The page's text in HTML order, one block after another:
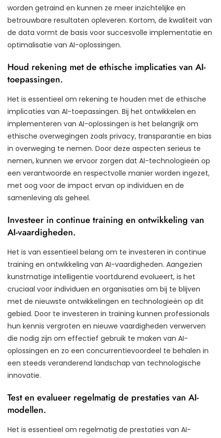
worden getraind en kunnen ze meer inzichtelijke en
betrouwbare resultaten opleveren. Kortom, de kwaliteit van
de data vormt de basis voor succesvolle implementatie en
optimalisatie van AI-oplossingen.
Houd rekening met de ethische implicaties van AI-
toepassingen.
Het is essentieel om rekening te houden met de ethische
implicaties van AI-toepassingen. Bij het ontwikkelen en
implementeren van AI-oplossingen is het belangrijk om
ethische overwegingen zoals privacy, transparantie en bias
in overweging te nemen. Door deze aspecten serieus te
nemen, kunnen we ervoor zorgen dat AI-technologieën op
een verantwoorde en respectvolle manier worden ingezet,
met oog voor de impact ervan op individuen en de
samenleving als geheel.
Investeer in continue training en ontwikkeling van
AI-vaardigheden.
Het is van essentieel belang om te investeren in continue
training en ontwikkeling van AI-vaardigheden. Aangezien
kunstmatige intelligentie voortdurend evolueert, is het
cruciaal voor individuen en organisaties om bij te blijven
met de nieuwste ontwikkelingen en technologieën op dit
gebied. Door te investeren in training kunnen professionals
hun kennis vergroten en nieuwe vaardigheden verwerven
die nodig zijn om effectief gebruik te maken van AI-
oplossingen en zo een concurrentievoordeel te behalen in
een steeds veranderend landschap van technologische
innovatie.
Test en evalueer regelmatig de prestaties van AI-
modellen.
Het is essentieel om regelmatig de prestaties van AI-